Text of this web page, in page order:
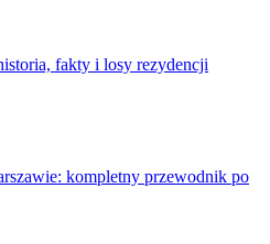
fakty i losy rezydencji
kompletny przewodnik po